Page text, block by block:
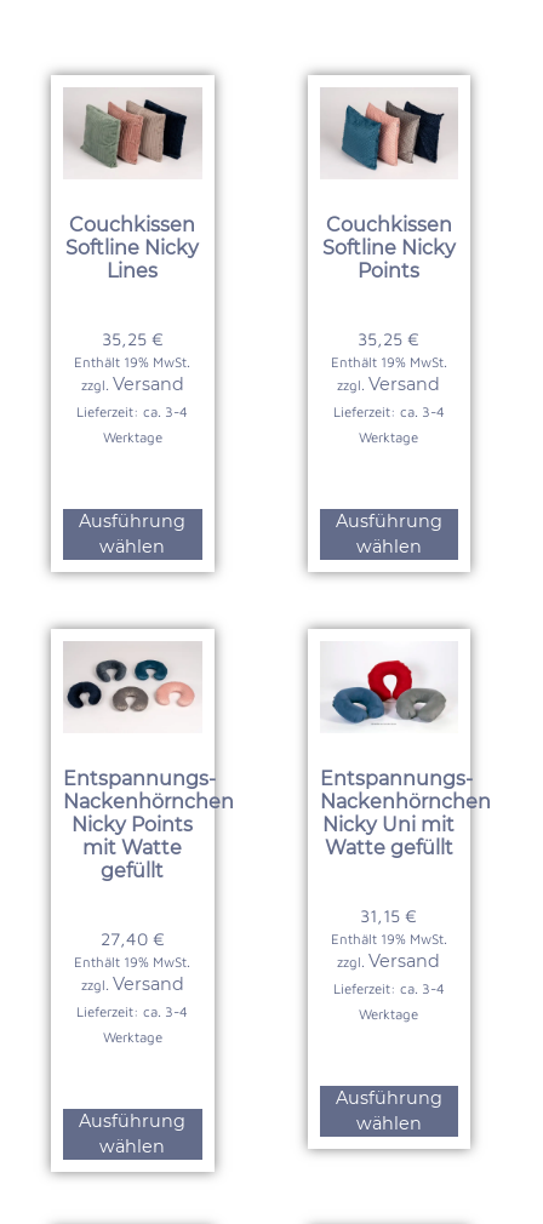
Couchkissen
Softline Nicky
Lines
35,25 €
Enthält 19% MwSt.
zzgl. Versand
Lieferzeit: ca. 3-4
Werktage
Ausführung
wählen
Couchkissen
Softline Nicky
Points
35,25€
Enthält 19% MwSt.
zzgl. Versand
Lieferzeit: ca. 3-4
Werktage
Ausführung
wählen
Entspannungs-
Nackenhörnchen
Nicky Points
mit Watte
gefüllt
27,40 €
Enthält 19% MwSt.
zzgl. Versand
Lieferzeit: ca. 3-4
Werktage
Ausführung
wählen
Entspannungs-
Nackenhörnchen
Nicky Uni mit
Watte gefüllt
31,15€
Enthält 19% MwSt.
zzgl. Versand
Lieferzeit: ca. 3-4
Werktage
Ausführung
wählen